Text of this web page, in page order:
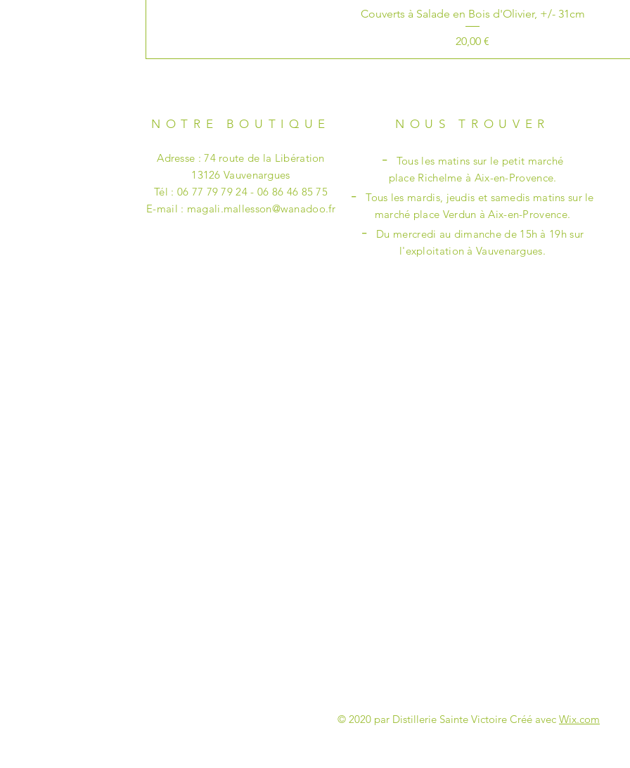
Couverts à Salade en Bois d'Olivier, +/- 31cm
Prix
20,00 €
NOTRE BOUTIQUE NOUS TROUVER
Adresse : 74 route de la Libération
13126 Vauvenargues
Tél : 06 77 79 79 24 - 06 86 46 85 75
E-mail : magali.mallesson@wanadoo.fr
-Tous les matins sur le petit marché
place Richelme à Aix-en-Provence.
- Tous les mardis, jeudis et samedis matins sur le
marché place Verdun à Aix-en-Provence.
- Du mercredi au dimanche de 15h à 19h sur
l'exploitation à Vauvenargues.
© 2020 par Distillerie Sainte Victoire Créé avec Wix.com